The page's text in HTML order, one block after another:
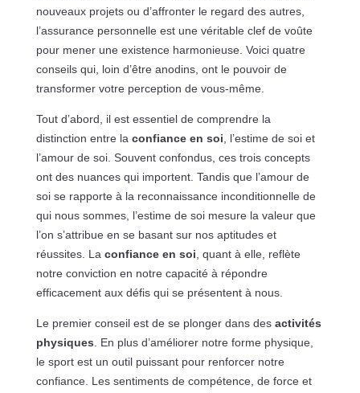
nouveaux projets ou d’affronter le regard des autres,
l’assurance personnelle est une véritable clef de voûte
pour mener une existence harmonieuse. Voici quatre
conseils qui, loin d’être anodins, ont le pouvoir de
transformer votre perception de vous-même.
Tout d’abord, il est essentiel de comprendre la
distinction entre la confiance en soi , l’estime de soi et
l’amour de soi. Souvent confondus, ces trois concepts
ont des nuances qui importent. Tandis que l’amour de
soi se rapporte à la reconnaissance inconditionnelle de
qui nous sommes, l’estime de soi mesure la valeur que
l’on s’attribue en se basant sur nos aptitudes et
réussites. La confiance en soi , quant à elle, reflète
notre conviction en notre capacité à répondre
efficacement aux défis qui se présentent à nous.
Le premier conseil est de se plonger dans des activités
physiques . En plus d’améliorer notre forme physique,
le sport est un outil puissant pour renforcer notre
confiance. Les sentiments de compétence, de force et